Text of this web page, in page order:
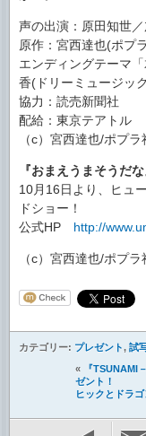
声の出演：原田知世
原作：宮西達也(ポ
エンディングテーマ
香(ドリーミュージッ
協力：読売新聞社
配給：東京テアトル
（c）宮西達也/ポプ
『おまえうまそうだな
10月16日より、ヒュ
ドショー！
公式HP http://
（c）宮西達也/ポプ
カテゴリー: プレゼント, 試
«
『TSUNAMI
ゼント！
ヒックとドラゴ